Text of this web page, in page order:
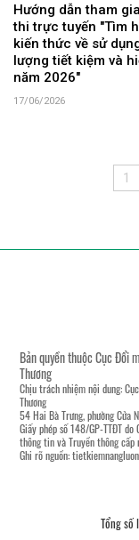
Hướng dẫn tham
thi trực tuyến "Tìm
kiến thức về sử
lượng tiết kiệm và
năm 2026"
17/06/2026
1
Bản quyền thuộc Cục Đổi
Thương
Chịu trách nhiệm nội dung:
Thương
54 Hai Bà Trưng, phường Cửa
Giấy phép số 148/GP-TTĐT
thông tin và Truyền thông
Ghi rõ nguồn:
Tổng số